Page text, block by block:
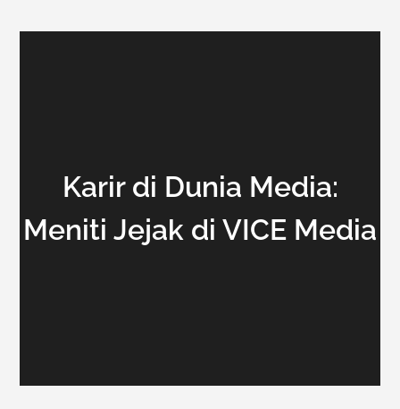
Karir di Dunia Media:
Meniti Jejak di VICE Media